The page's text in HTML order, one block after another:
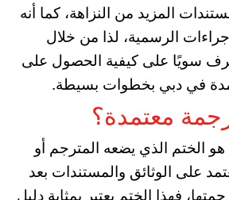
المزيد من النزاهة، كما أنه
الرسمية، لذا من خلال
سويًا على كيفية الحصول على
في دبي بخطوات بسيطة.
معتمدة؟
الختم الذي يضعه المترجم أو
على الوثائق والمستندات بعد
فهذا الختم يعتبر بمثابة دليل